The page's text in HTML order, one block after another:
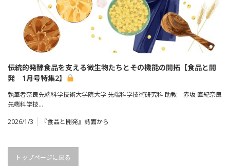
伝統的発酵食品を支える微生物たちとその機能の開拓【食品と開
発 1月号特集2】
執筆者奈良先端科学技術大学院大学 先端科学技術研究科 助教 赤坂 直紀奈良
先端科学技…
2026/1/3
『食品と開発』誌面から
トップページに戻る